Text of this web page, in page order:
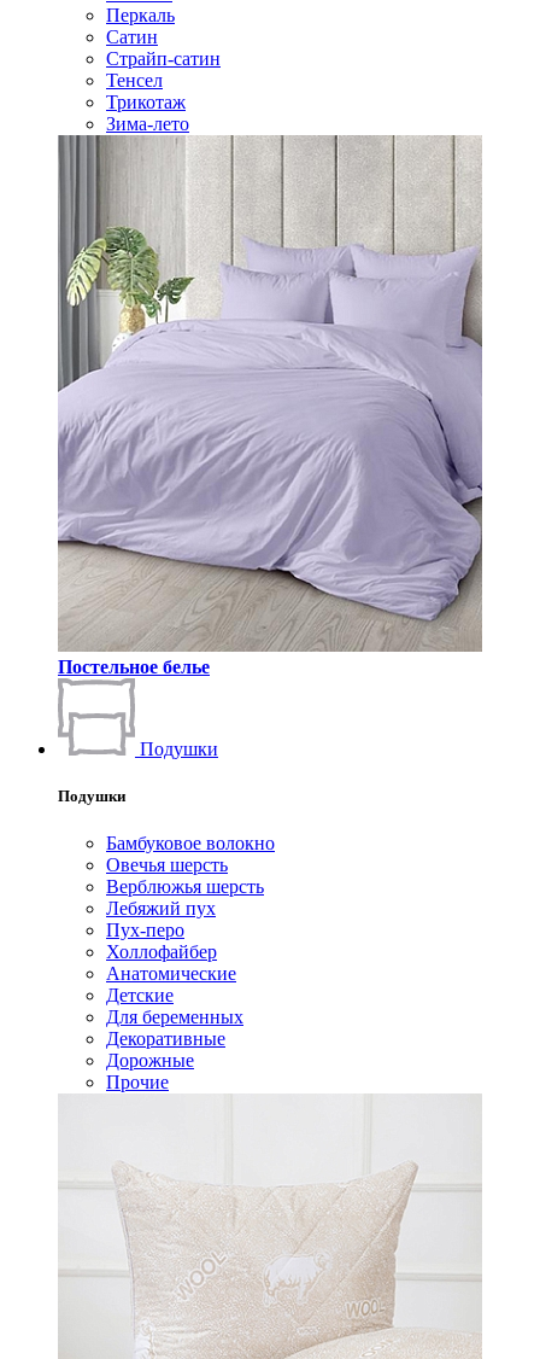
Перкаль
Сатин
Страйп-сатин
Тенсел
Трикотаж
Зима-лето
Постельное белье
Подушки
Подушки
Бамбуковое волокно
Овечья шерсть
Верблюжья шерсть
Лебяжий пух
Пух-перо
Холлофайбер
Анатомические
Детские
Для беременных
Декоративные
Дорожные
Прочие